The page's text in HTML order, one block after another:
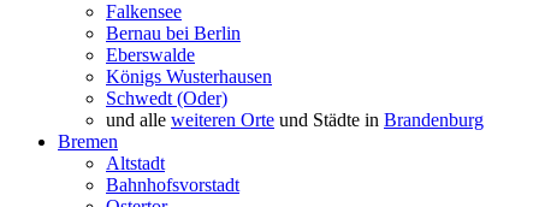
Falkensee
Bernau bei Berlin
Eberswalde
Königs Wusterhausen
Schwedt (Oder)
und alle weiteren Orte und Städte in Brandenburg
Bremen
Altstadt
Bahnhofsvorstadt